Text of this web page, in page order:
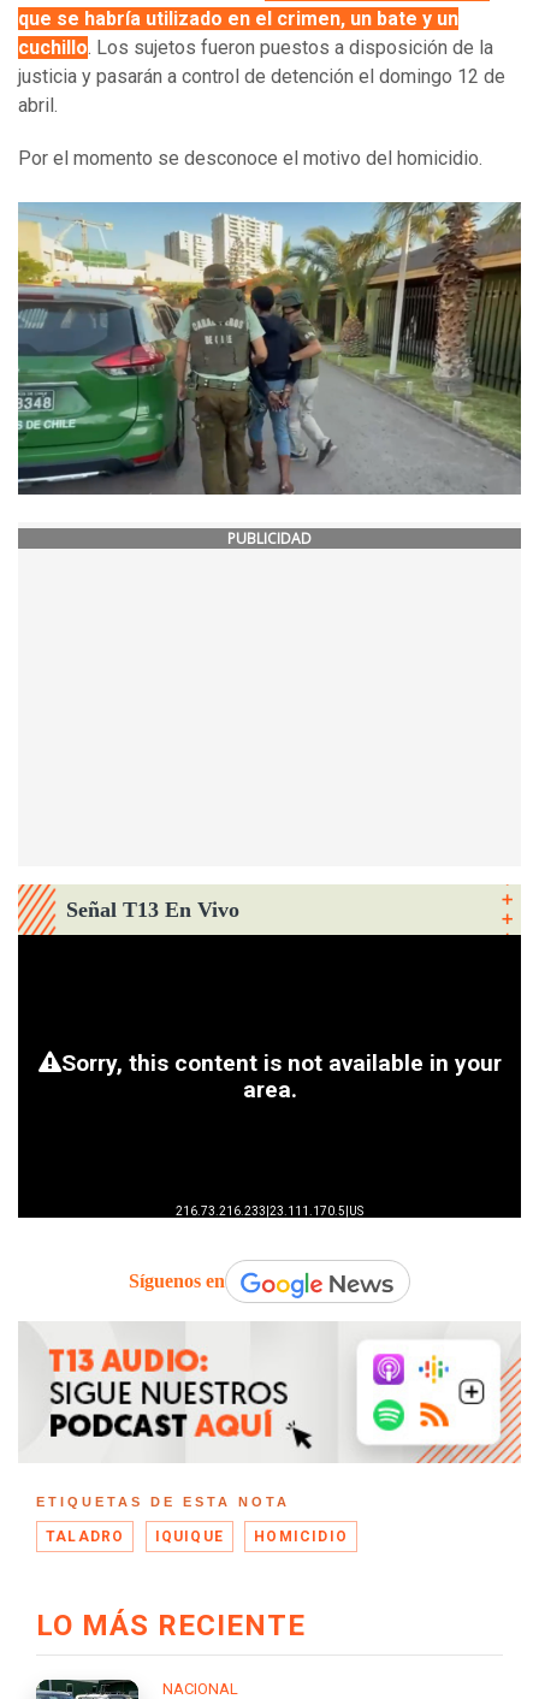
que se habría utilizado en el crimen, un bate y un
cuchillo. Los sujetos fueron puestos a disposición de la
justicia y pasarán a control de detención el domingo 12 de
abril.
Por el momento se desconoce el motivo del homicidio.
PUBLICIDAD
Señal T13 En Vivo
Síguenos en
ETIQUETAS DE ESTA NOTA
TALADRO IQUIQUE HOMICIDIO
LO MÁS RECIENTE
NACIONAL